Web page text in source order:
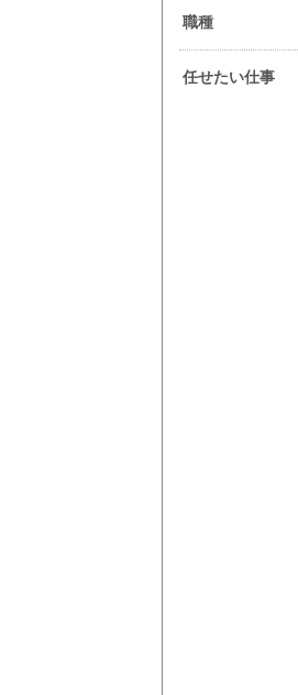
職種
任せたい仕事